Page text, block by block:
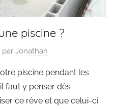
piscine ?
par Jonathan
piscine pendant les
faut y penser dès
ce rêve et que celui-ci